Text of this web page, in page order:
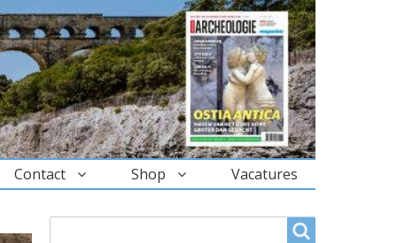
Contact Shop Vacatures